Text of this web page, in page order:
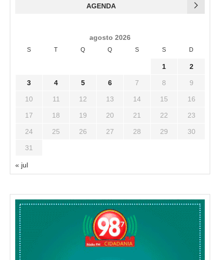
AGENDA
agosto 2026
S T Q Q S S D
1 2
3 4 5 6 7 8 9
10 11 12 13 14 15 16
17 18 19 20 21 22 23
24 25 26 27 28 29 30
31
« jul